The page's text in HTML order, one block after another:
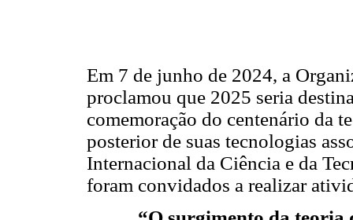
Em 7 de junho de 2024, a
proclamou que 2025 seria
comemoração do centenário da
posterior de suas tecnologias
Internacional da Ciência e da
foram convidados a realizar